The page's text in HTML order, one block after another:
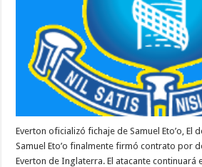
Everton oficializó fichaje de Samuel Eto’o, El
Samuel Eto’o finalmente firmó contrato por
Everton de Inglaterra. El atacante continuará